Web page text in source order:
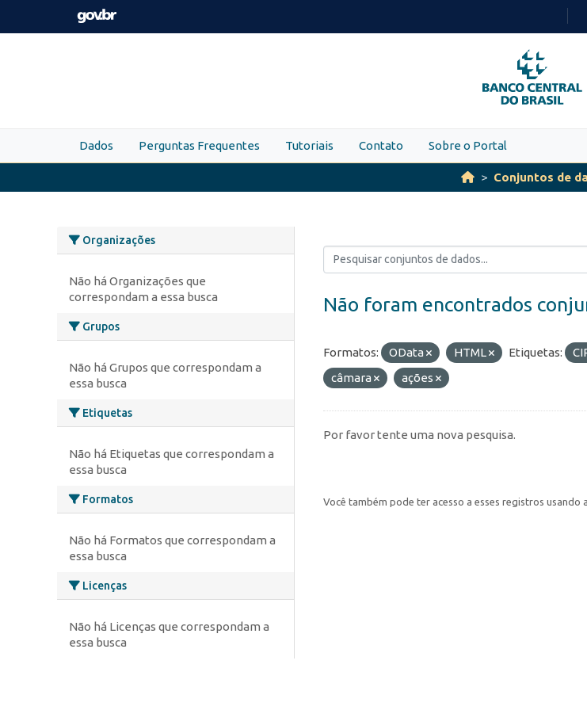
Skip to main content
PARA
O
CONTEÚDO
Dados Perguntas Frequentes Tutoriais Contato Sobre o Portal
Conjuntos de
Organizações
Não há Organizações que
correspondam a essa busca
Grupos
Não há Grupos que correspondam a
essa busca
Etiquetas
Não há Etiquetas que correspondam a
essa busca
Formatos
Não há Formatos que correspondam a
essa busca
Licenças
Não há Licenças que correspondam a
essa busca
Não foram encontrados
Formatos: OData HTML Etiquetas:
câmara
ações
Por favor tente uma nova pesquisa.
Você também pode ter acesso a esses registros usando a